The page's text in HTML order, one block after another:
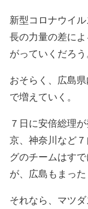
新型コロナウイ
長の力量の差に
がっていくだろう
おそらく、広島
で増えていく。
７日に安倍総理
京、神奈川など
グのチームはす
が、広島もまった
それなら、マツ